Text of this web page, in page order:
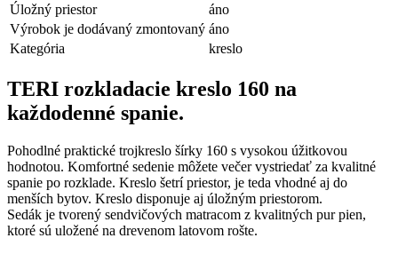
Úložný priestor
áno
Výrobok je dodávaný zmontovaný áno
Kategória
kreslo
TERI rozkladacie kreslo 160 na
každodenné spanie.
Pohodlné praktické trojkreslo šírky 160 s vysokou úžitkovou
hodnotou. Komfortné sedenie môžete večer vystriedať za kvalitné
spanie po rozklade. Kreslo šetrí priestor, je teda vhodné aj do
menších bytov. Kreslo disponuje aj úložným priestorom.
Sedák je tvorený sendvičových matracom z kvalitných pur pien,
ktoré sú uložené na drevenom latovom rošte.